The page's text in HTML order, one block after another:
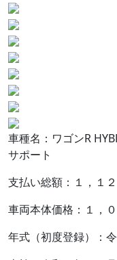
車種名：ワゴンR
サポート
支払い総額：１，１
車両本体価格：１，
年式（初度登録）：